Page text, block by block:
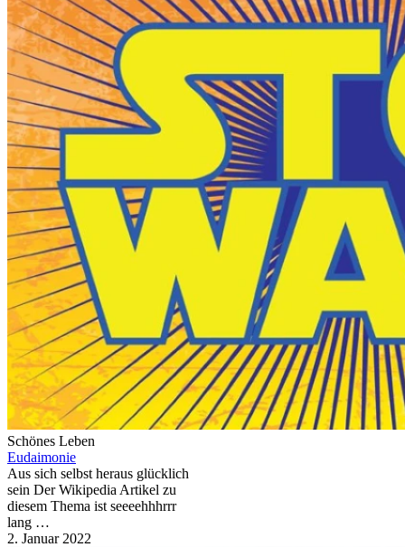
Schönes Leben
Eudaimonie
Aus sich selbst heraus glücklich
sein Der Wikipedia Artikel zu
diesem Thema ist seeeehhhrrr
lang …
2. Januar 2022